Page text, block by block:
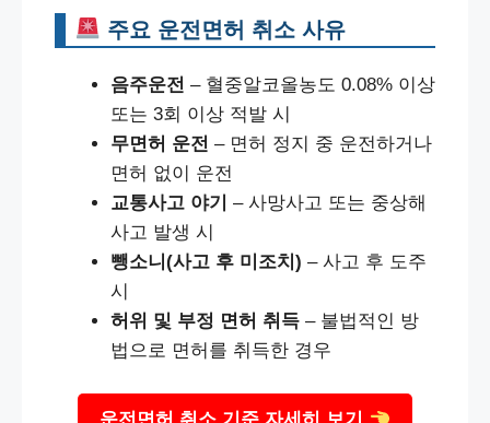
주요 운전면허 취소 사유
음주운전 – 혈중알코올농도 0.08% 이상
또는 3회 이상 적발 시
무면허 운전 – 면허 정지 중 운전하거나
면허 없이 운전
교통사고 야기
– 사망사고 또는 중상해
사고 발생 시
뺑소니(사고 후 미조치) – 사고 후 도주
시
허위 및 부정 면허 취득 – 불법적인 방
법으로 면허를 취득한 경우